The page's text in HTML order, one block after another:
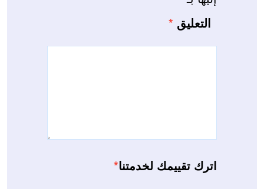
التعليق *
اترك تقييمك لخدمتنا*